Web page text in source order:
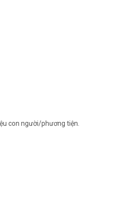
con người/phương tiện.